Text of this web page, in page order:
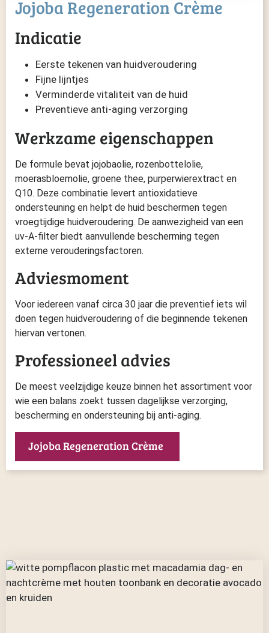
Jojoba Regeneration Crème
Indicatie
Eerste tekenen van huidveroudering
Fijne lijntjes
Verminderde vitaliteit van de huid
Preventieve anti-aging verzorging
Werkzame eigenschappen
De formule bevat jojobaolie, rozenbottelolie,
moerasbloemolie, groene thee, purperwierextract en
Q10. Deze combinatie levert antioxidatieve
ondersteuning en helpt de huid beschermen tegen
vroegtijdige huidveroudering. De aanwezigheid van een
uv-A-filter biedt aanvullende bescherming tegen
externe verouderingsfactoren.
Adviesmoment
Voor iedereen vanaf circa 30 jaar die preventief iets wil
doen tegen huidveroudering of die beginnende tekenen
hiervan vertonen.
Professioneel advies
De meest veelzijdige keuze binnen het assortiment voor
wie een balans zoekt tussen dagelijkse verzorging,
bescherming en ondersteuning bij anti-aging.
Jojoba Regeneration Crème